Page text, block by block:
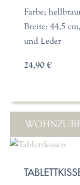
Farbe;
Breite: 44,5
und Leder
24,90 €